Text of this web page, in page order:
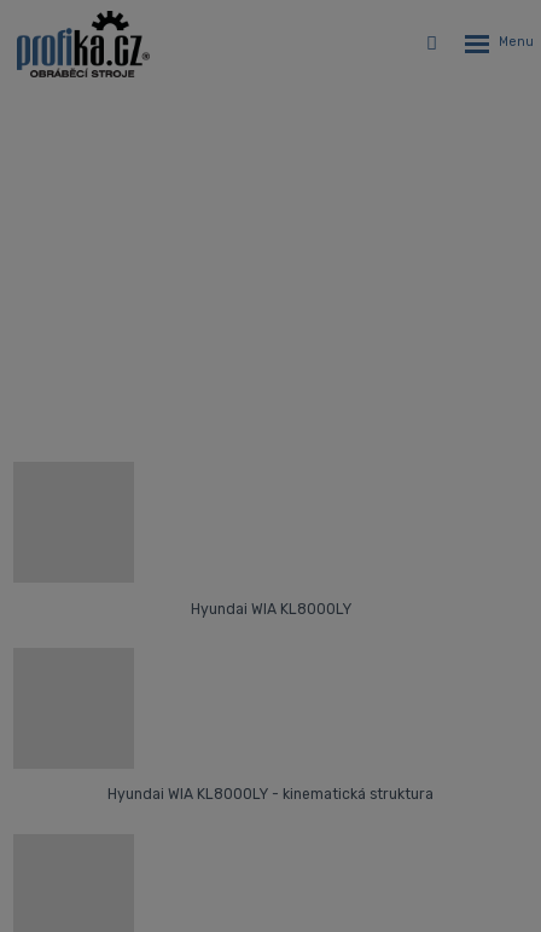
Vyhledávání
Hyundai WIA KL8000LY
Hyundai WIA KL8000LY - kinematická struktura